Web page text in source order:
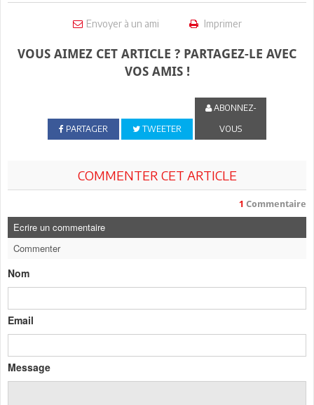
Envoyer à un ami Imprimer
VOUS AIMEZ CET ARTICLE ? PARTAGEZ-LE AVEC
VOS AMIS !
PARTAGER TWEETER
ABONNEZ-
VOUS
COMMENTER CET ARTICLE
1 Commentaire
Ecrire un commentaire
Commenter
Nom
Email
Message